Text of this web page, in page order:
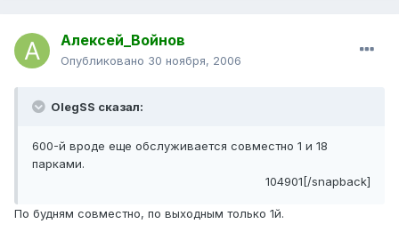
Алексей_Войнов
Опубликовано 30 ноября, 2006
OlegSS сказал:
600-й вроде еще обслуживается совместно 1 и 18
парками.
104901[/snapback]
По будням совместно, по выходным только 1й.